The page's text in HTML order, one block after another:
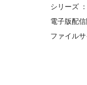
シリーズ
電子版配
ファイル